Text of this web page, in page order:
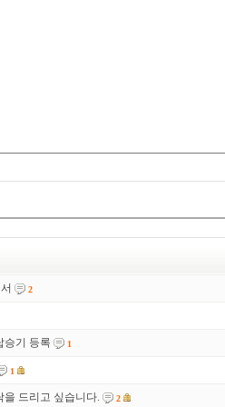
2
승기 등록 1
1
을 드리고 싶습니다. 2